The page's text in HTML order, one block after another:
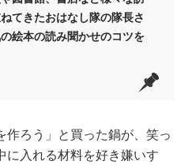
てきたおはなし隊の隊長さ
絵本の読み聞かせのコツを
作ろう」と買った鍋が、笑っ
に入れる材料を好き嫌いす